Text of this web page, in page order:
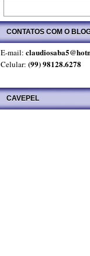
CONTATOS COM O
E-mail:
Celular: (99) 98128.6278
CAVEPEL